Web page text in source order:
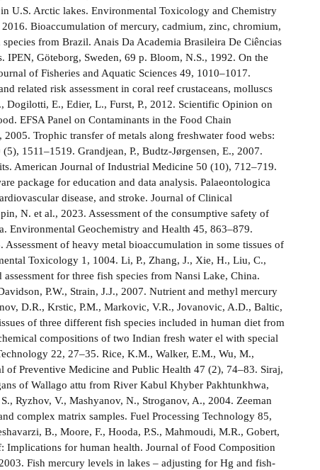
U.S. Arctic lakes. Environmental Toxicology and Chemistry
Bioaccumulation of mercury, cadmium, zinc, chromium,
from Brazil. Anais Da Academia Brasileira De Ciências
Göteborg, Sweden, 69 p. Bloom, N.S., 1992. On the
of Fisheries and Aquatic Sciences 49, 1010–1017.
related risk assessment in coral reef crustaceans, molluscs
E., Edier, L., Furst, P., 2012. Scientific Opinion on
EFSA Panel on Contaminants in the Food Chain
Trophic transfer of metals along freshwater food webs:
1511–1519. Grandjean, P., Budtz-Jørgensen, E., 2007.
American Journal of Industrial Medicine 50 (10), 712–719.
package for education and data analysis. Palaeontologica
disease, and stroke. Journal of Clinical
N. et al., 2023. Assessment of the consumptive safety of
Environmental Geochemistry and Health 45, 863–879.
of heavy metal bioaccumulation in some tissues of
Toxicology 1, 1004. Li, P., Zhang, J., Xie, H., Liu, C.,
for three fish species from Nansi Lake, China.
P.W., Strain, J.J., 2007. Nutrient and methyl mercury
D.R., Krstic, P.M., Markovic, V.R., Jovanovic, A.D., Baltic,
of three different fish species included in human diet from
compositions of two Indian fresh water el with special
22, 27–35. Rice, K.M., Walker, E.M., Wu, M.,
Preventive Medicine and Public Health 47 (2), 74–83. Siraj,
of Wallago attu from River Kabul Khyber Pakhtunkhwa,
Ryzhov, V., Mashyanov, N., Stroganov, A., 2004. Zeeman
complex matrix samples. Fuel Processing Technology 85,
B., Moore, F., Hooda, P.S., Mahmoudi, M.R., Gobert,
Implications for human health. Journal of Food Composition
Fish mercury levels in lakes – adjusting for Hg and fish-